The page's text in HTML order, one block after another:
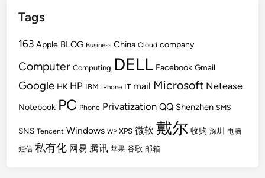
Tags
163 Apple BLOG Business China Cloud company
Computer Computing DELL Facebook Gmail
Google HK HP IBM iPhone IT mail Microsoft Netease
Notebook PC Phone Privatization QQ Shenzhen SMS
SNS Tencent Windows WP XPS 微软 戴尔 收购 深圳 电脑
短信 私有化 网易 腾讯 苹果 谷歌 邮箱